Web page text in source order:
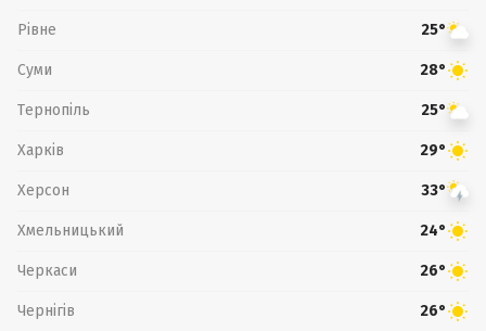
Рівне 25°
Суми 28°
Тернопіль 25°
Харків 29°
Херсон 33°
Хмельницький 24°
Черкаси 26°
Чернігів 26°